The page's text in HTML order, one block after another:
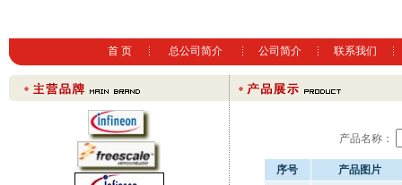
首 页 总公司简介 公司简介 联系我们
产品名称：
序号 产品图片